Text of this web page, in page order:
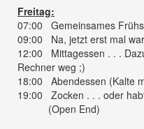
Freitag:
07:00 Gemeinsames
09:00 Na, jetzt erst mal
12:00 Mittagessen . . .
Rechner weg ;)
18:00 Abendessen (Kalte
19:00 Zocken . . . oder
(Open End)